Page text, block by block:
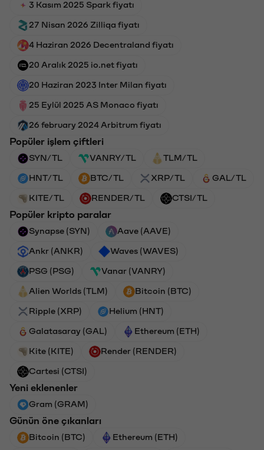
3 Kasım 2025 Spark fiyatı
27 Nisan 2026 Zilliqa fiyatı
4 Haziran 2026 Decentraland fiyatı
20 Aralık 2025 io.net fiyatı
20 Haziran 2023 Inter Milan fiyatı
25 Eylül 2025 AS Monaco fiyatı
26 february 2024 Arbitrum fiyatı
Popüler işlem çiftleri
SYN/TL VANRY/TL TLM/TL
HNT/TL BTC/TL XRP/TL GAL/TL
KITE/TL RENDER/TL CTSI/TL
Popüler kripto paralar
Synapse (SYN) Aave (AAVE)
Ankr (ANKR) Waves (WAVES)
PSG (PSG) Vanar (VANRY)
Alien Worlds (TLM) Bitcoin (BTC)
Ripple (XRP) Helium (HNT)
Galatasaray (GAL) Ethereum (ETH)
Kite (KITE) Render (RENDER)
Cartesi (CTSI)
Yeni eklenenler
Gram (GRAM)
Günün öne çıkanları
Bitcoin (BTC) Ethereum (ETH)